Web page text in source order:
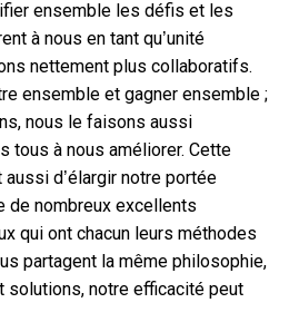
ensemble les défis et les
à nous en tant qu’unité
nettement plus collaboratifs.
ensemble et gagner ensemble ;
nous le faisons aussi
tous à nous améliorer. Cette
d’élargir notre portée
de nombreux excellents
qui ont chacun leurs méthodes
partagent la même philosophie,
solutions, notre efficacité peut